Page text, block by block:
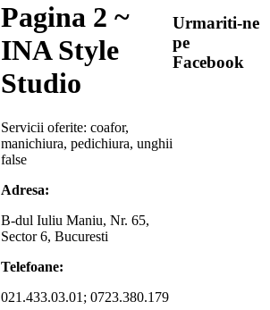
Pagina 2 ~
INA Style
Studio
Servicii oferite: coafor,
manichiura, pedichiura, unghii
false
Adresa:
B-dul Iuliu Maniu, Nr. 65,
Sector 6, Bucuresti
Telefoane:
021.433.03.01; 0723.380.179
Urmariti-ne
pe
Facebook